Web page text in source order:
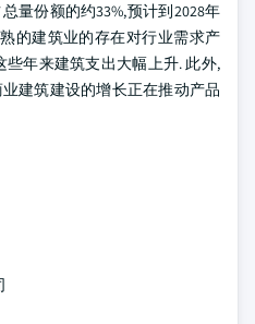
量份额的约33%,预计到2028年
的建筑业的存在对行业需求产
年来建筑支出大幅上升. 此外,
建筑建设的增长正在推动产品